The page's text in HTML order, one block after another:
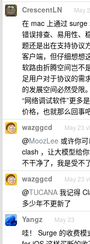
CrescentLN May
在 mac 上通过 surge
错误排查、易用性、
题还是出在支持协议
客户端，但仔细想想
软路由折腾空间岂不
足用户对于协议的需
的发展空间必然受限
“网络调试软件”更多
价格，也就那么回事
wazggcd May 23
@MoozLee 或许你
clash ，让大模型给
不干净了，我是受不
wazggcd May 23
@TUCANA 我记得
多少年不更新了
Yangz May 23
哇！ Surge 的收费